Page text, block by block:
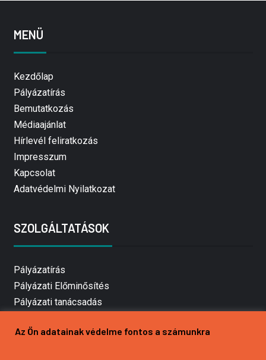
MENÜ
Kezdőlap
Pályázatírás
Bemutatkozás
Médiaajánlat
Hírlevél feliratkozás
Impresszum
Kapcsolat
Adatvédelmi Nyilatkozat
SZOLGÁLTATÁSOK
Pályázatírás
Pályázati Előminősítés
Pályázati tanácsadás
Mezőgazdasági pályázatírás
Az Ön adatainak védelme fontos a számunkra